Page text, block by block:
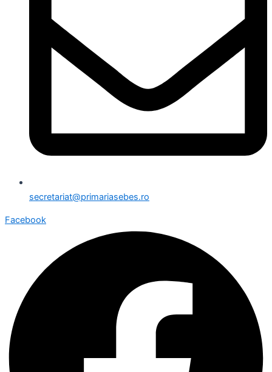
secretariat@primariasebes.ro
Facebook